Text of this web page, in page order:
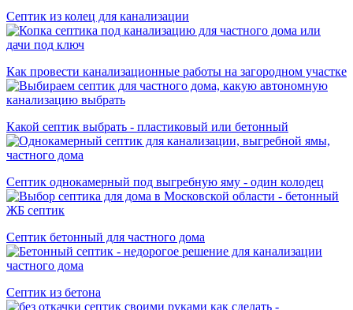
Септик из колец для канализации
Как провести канализационные работы на загородном участке
Какой септик выбрать - пластиковый или бетонный
Септик однокамерный под выгребную яму - один колодец
Септик бетонный для частного дома
Cептик из бетона